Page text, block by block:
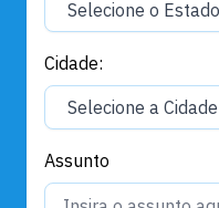
Cidade:
Assunto